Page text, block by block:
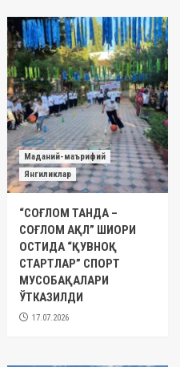
Маданий-маърифий
Янгиликлар
“СОҒЛОМ ТАНДА –
СОҒЛОМ АҚЛ” ШИОРИ
ОСТИДА “ҚУВНОҚ
СТАРТЛАР” СПОРТ
МУСОБАҚАЛАРИ
ЎТКАЗИЛДИ
17.07.2026